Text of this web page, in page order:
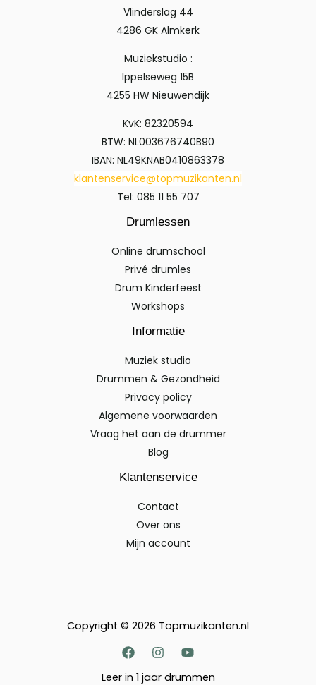
Vlinderslag 44
4286 GK Almkerk
Muziekstudio :
Ippelseweg 15B
4255 HW Nieuwendijk
KvK: 82320594
BTW: NL003676740B90
IBAN: NL49KNAB0410863378
klantenservice@topmuzikanten.nl
Tel: 085 11 55 707
Drumlessen
Online drumschool
Privé drumles
Drum Kinderfeest
Workshops
Informatie
Muziek studio
Drummen & Gezondheid
Privacy policy
Algemene voorwaarden
Vraag het aan de drummer
Blog
Klantenservice
Contact
Over ons
Mijn account
Copyright © 2026 Topmuzikanten.nl
Leer in 1 jaar drummen